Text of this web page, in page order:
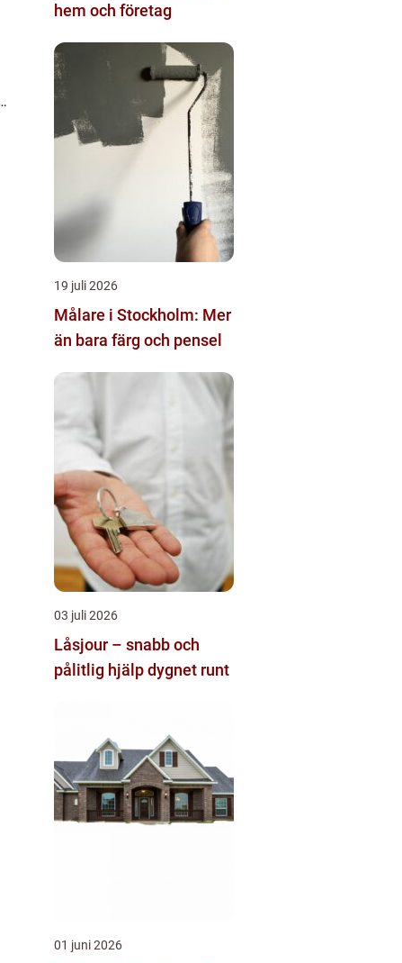
hem och företag
19 juli 2026
Målare i Stockholm: Mer
än bara färg och pensel
03 juli 2026
Låsjour – snabb och
pålitlig hjälp dygnet runt
01 juni 2026